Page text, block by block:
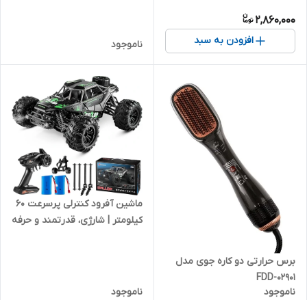
2,860,000
افزودن به سبد ناموجود
برس حرارتی دو کاره جوی مدل
FDD-02901
ناموجود
ماشین آفرود کنترلی پرسرعت 60
کیلومتر | شارژی، قدرتمند و حرفه
ناموجود